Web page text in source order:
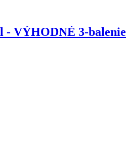
VÝHODNÉ 3-balenie